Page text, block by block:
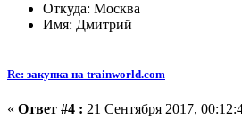
Откуда: Москва
Имя: Дмитрий
Re: закупка на trainworld.com
« Ответ #4 : 21 Сентября 2017,